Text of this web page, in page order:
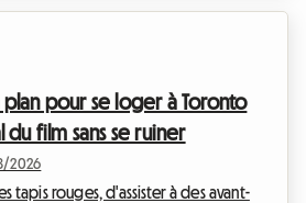
peut parfois susciter...
plan pour se loger à Toronto
film sans se ruiner
2026
tapis rouges, d'assister à des avant-